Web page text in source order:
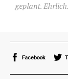
geplant.
Facebook